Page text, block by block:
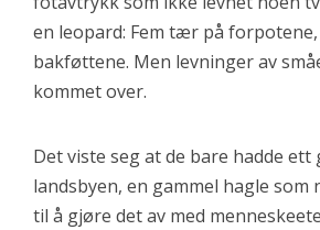
en leopard: Fem tær på
bakføttene. Men levninger av
kommet over.
Det viste seg at de bare hadde
landsbyen, en gammel hagle som
til å gjøre det av med